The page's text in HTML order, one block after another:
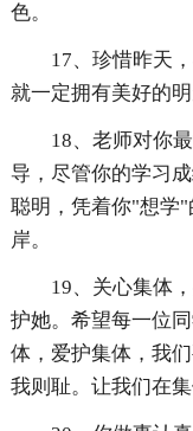
色。
17、珍惜昨天
就一定拥有美好的明
18、老师对你
导，尽管你的学习
聪明，凭着你"想学
岸。
19、关心集体
护她。希望每一位
体，爱护集体，我
我则耻。让我们在